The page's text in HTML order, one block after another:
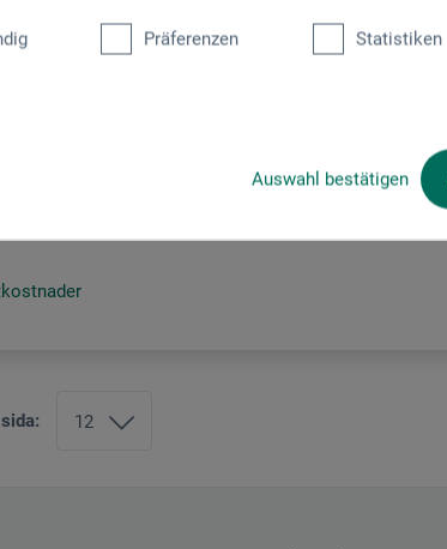
Präferenzen Statistiken
Auswahl bestätigen